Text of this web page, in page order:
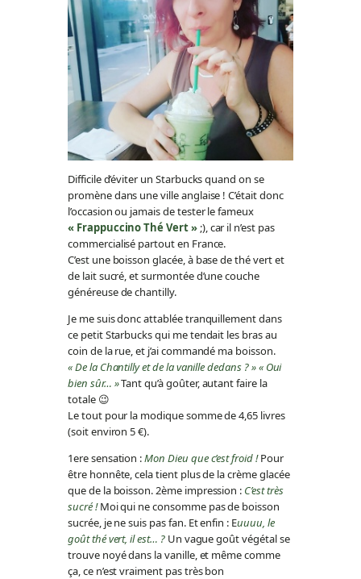
Difficile d’éviter un Starbucks quand on se
promène dans une ville anglaise ! C’était donc
l’occasion ou jamais de tester le fameux
« Frappuccino Thé Vert »;), car il n’est pas
commercialisé partout en France.
C’est une boisson glacée, à base de thé vert et
de lait sucré, et surmontée d’une couche
généreuse de chantilly.
Je me suis donc attablée tranquillement dans
ce petit Starbucks qui me tendait les bras au
coin de la rue, et j’ai commandé ma boisson.
« De la Chantilly et de la vanille dedans ? » « Oui
bien sûr… »Tant qu’à goûter, autant faire la
totale 😉
Le tout pour la modique somme de 4,65 livres
(soit environ 5 €).
1ere sensation :Mon Dieu que c’est froid !Pour
être honnête, cela tient plus de la crème glacée
que de la boisson. 2ème impression : C’est très
sucré !Moi qui ne consomme pas de boisson
sucrée, je ne suis pas fan. Et enfin : Euuuu, le
goût thé vert, il est… ? Un vague goût végétal se
trouve noyé dans la vanille, et même comme
ça, ce n’est vraiment pas très bon